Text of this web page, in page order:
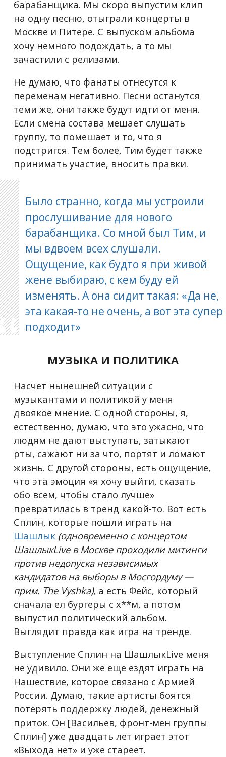
барабанщика. Мы скоро выпустим клип
на одну песню, отыграли концерты в
Москве и Питере. С выпуском альбома
хочу немного подождать, а то мы
зачастили с релизами.
Не думаю, что фанаты отнесутся к
переменам негативно. Песни останутся
теми же, они также будут идти от меня.
Если смена состава мешает слушать
группу, то помешает и то, что я
подстригся. Тем более, Тим будет также
принимать участие, вносить правки.
Было странно, когда мы устроили
прослушивание для нового
барабанщика. Со мной был Тим, и
мы вдвоем всех слушали.
Ощущение, как будто я при живой
жене выбираю, с кем буду ей
изменять. А она сидит такая: «Да не,
эта какая-то не очень, а вот эта супер
подходит»
МУЗЫКА И ПОЛИТИКА
Насчет нынешней ситуации с
музыкантами и политикой у меня
двоякое мнение. С одной стороны, я,
естественно, думаю, что это ужасно, что
людям не дают выступать, затыкают
рты, сажают ни за что, портят и ломают
жизнь. С другой стороны, есть ощущение,
что эта эмоция «я хочу выйти, сказать
обо всем, чтобы стало лучше»
превратилась в тренд какой-то. Вот есть
Сплин, которые пошли играть на
Шашлык (одновременно с концертом
ШашлыкLive в Москве проходили митинги
против недопуска независимых
кандидатов на выборы в Мосгордуму —
прим. The Vyshka), а есть Фейс, который
сначала ел бургеры с х**м, а потом
выпустил политический альбом.
Выглядит правда как игра на тренде.
Выступление Сплин на ШашлыкLive меня
не удивило. Они же еще ездят играть на
Нашествие, которое связано с Армией
России. Думаю, такие артисты боятся
потерять поддержку людей, денежный
приток. Он [Васильев, фронт-мен группы
Сплин] уже двадцать лет играет этот
«Выхода нет» и уже стареет.